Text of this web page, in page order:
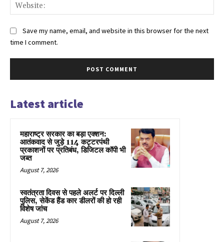
Save my name, email, and website in this browser for the next
time I comment.
Latest article
महाराष्ट्र सरकार का बड़ा एक्शन:
आतंकवाद से जुड़े 114 कट्टरपंथी
प्रकाशनों पर प्रतिबंध, डिजिटल कॉपी भी
जब्त
August 7, 2026
स्वतंत्रता दिवस से पहले अलर्ट पर दिल्ली
पुलिस, सेकेंड हैंड कार डीलरों की हो रही
विशेष जांच
August 7, 2026